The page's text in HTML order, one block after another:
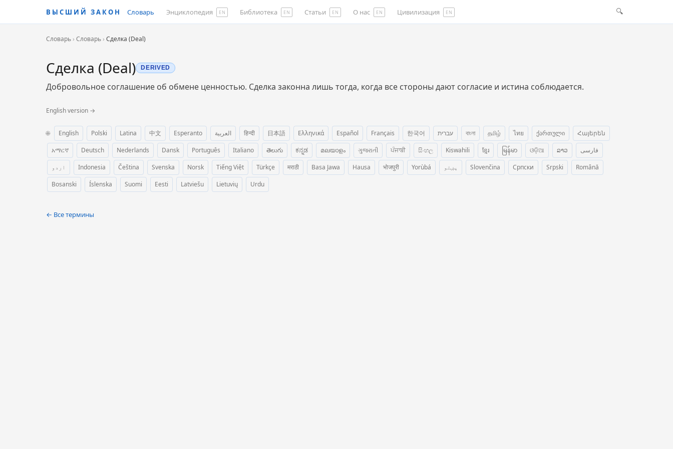
ВЫСШИЙ ЗАКОН Словарь Энциклопедия EN Библиотека EN Статьи EN О нас EN Цивилизация EN 🔍
Словарь › Словарь › Сделка (Deal)
Сделка (Deal) DERIVED
Добровольное соглашение об обмене ценностью. Сделка законна лишь тогда, когда все стороны дают согласие и истина соблюдается.
English version →
🌐 English Polski Latina 中文 Esperanto العربية हिन्दी 日本語 Ελληνικά Español Français 한국어 עברית বাংলা தமிழ் ไทย ქართული
Հայերեն
አማርኛ
Deutsch Nederlands Dansk Português Italiano తెలుగు ಕನ್ನಡ മലയാളം ગુજરાતી ਪੰਜਾਬੀ සිංහල Kiswahili ខ្មែរ မြန်မာ ଓଡ଼ିଆ ລາວ
فارسی
اردو
Indonesia Čeština Svenska Norsk Tiếng Việt Türkçe मराठी Basa Jawa Hausa भोजपुरी Yorùbá پښتو Slovenčina Српски Srpski
Română
Bosanski
Íslenska Suomi Eesti Latviešu Lietuvių Urdu
← Все термины